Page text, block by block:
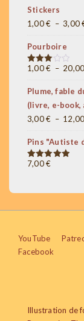
Stickers
1,00€ – 3,00
Pourboire
Note
1,00€ –
Plume, fable
(livre, e-book,
3,00€ –
Pins "Autiste
Note5.00
7,00€
Menu
de
YouTube
Facebook
Illustration de